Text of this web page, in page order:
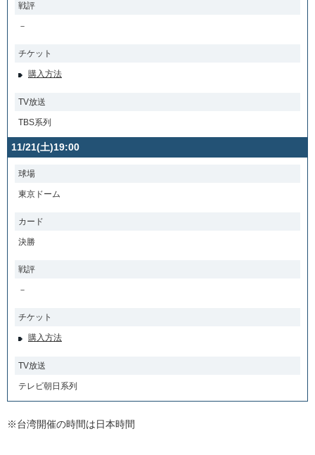
戦評
－
チケット
購入方法
TV放送
TBS系列
11/21(土)19:00
球場
東京ドーム
カード
決勝
戦評
－
チケット
購入方法
TV放送
テレビ朝日系列
※台湾開催の時間は日本時間